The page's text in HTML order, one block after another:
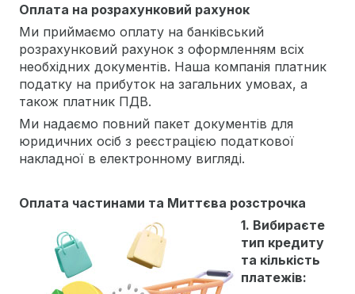
Оплата на розрахунковий рахунок
Ми приймаємо оплату на банківський
розрахунковий рахунок з оформленням всіх
необхідних документів. Наша компанія платник
податку на прибуток на загальних умовах, а
також платник ПДВ.
Ми надаємо повний пакет документів для
юридичних осіб з реєстрацією податкової
накладної в електронному вигляді.
Оплата частинами та Миттєва розстрочка
1. Вибираєте
тип кредиту
та кількість
платежів: